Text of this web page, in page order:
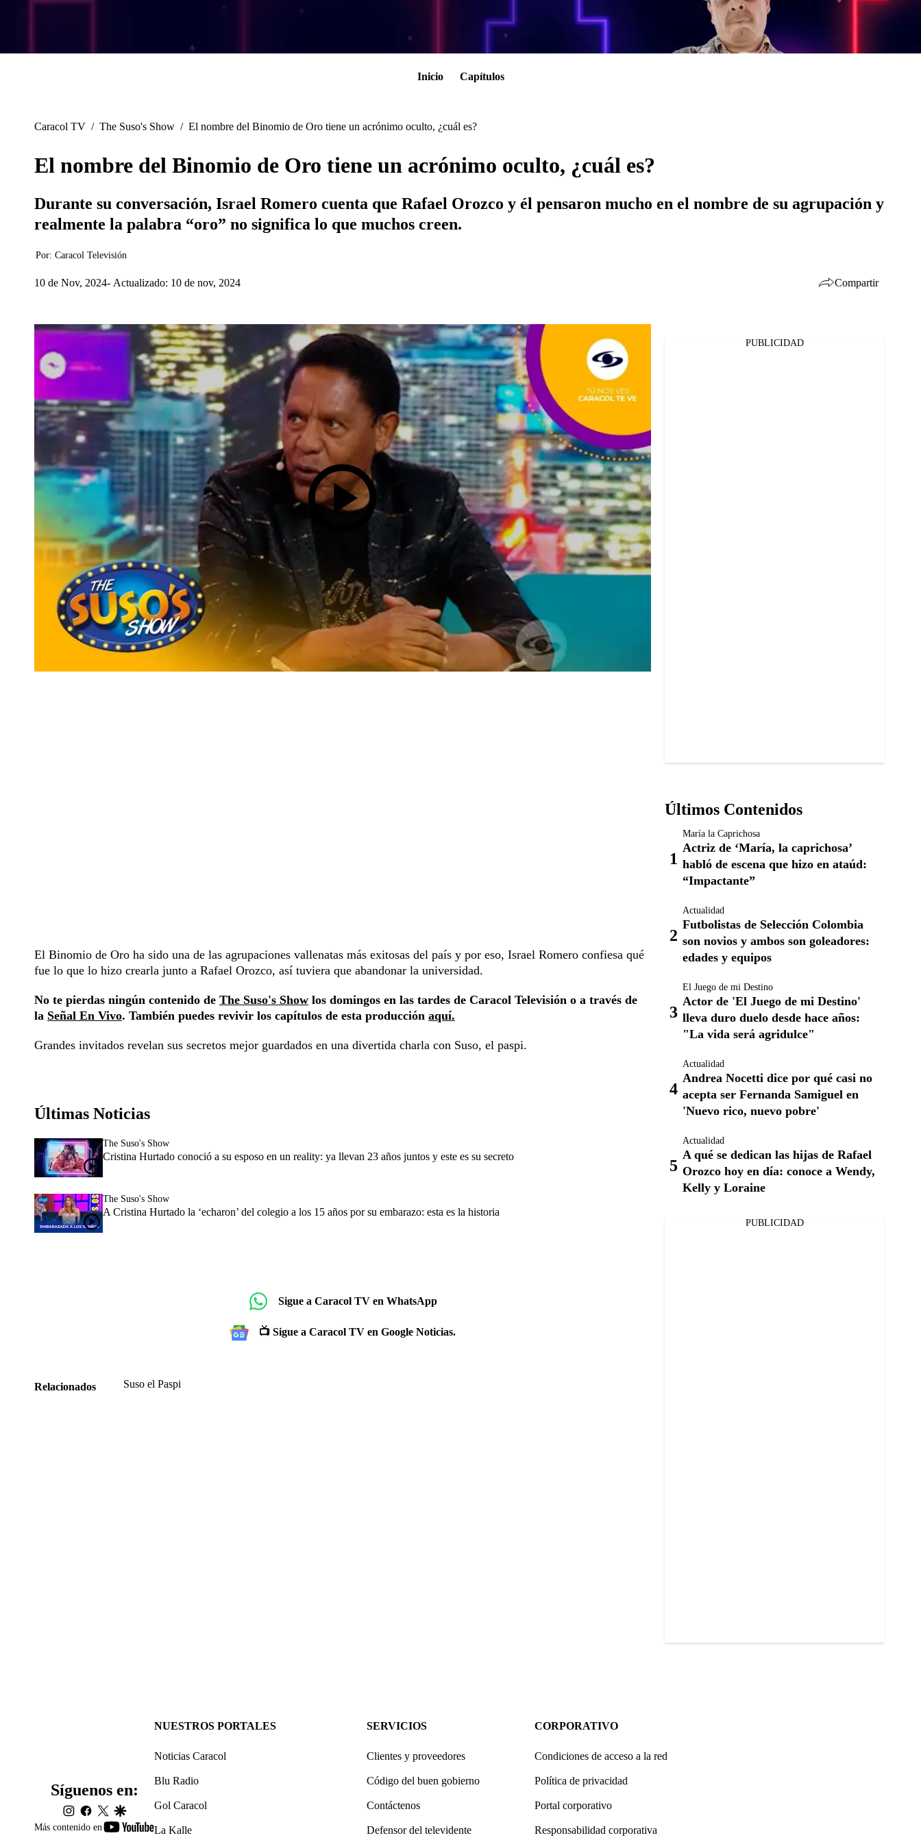
Inicio Capítulos
Caracol TV / The Suso's Show / El nombre del Binomio de Oro tiene un acrónimo oculto, ¿cuál es?
El nombre del Binomio de Oro tiene un acrónimo oculto, ¿cuál es?
Durante su conversación, Israel Romero cuenta que Rafael Orozco y él pensaron mucho en el nombre de su agrupación y
realmente la palabra “oro” no significa lo que muchos creen.
Por: Caracol Televisión
10 de Nov, 2024 Actualizado: 10 de nov, 2024 Compartir
El Binomio de Oro ha sido una de las agrupaciones vallenatas más exitosas del país y por eso, Israel Romero confiesa qué
fue lo que lo hizo crearla junto a Rafael Orozco, así tuviera que abandonar la universidad.
No te pierdas ningún contenido de The Suso's Show los domingos en las tardes de Caracol Televisión o a través de
la Señal En Vivo. También puedes revivir los capítulos de esta producción aquí.
Grandes invitados revelan sus secretos mejor guardados en una divertida charla con Suso, el paspi.
Últimas Noticias
The Suso's Show
Cristina Hurtado conoció a su esposo en un reality: ya llevan 23 años juntos y este es su secreto
The Suso's Show
A Cristina Hurtado la ‘echaron’ del colegio a los 15 años por su embarazo: esta es la historia
Sigue a Caracol TV en WhatsApp
📺 Sigue a Caracol TV en Google Noticias.
Relacionados Suso el Paspi
PUBLICIDAD
Últimos Contenidos
María la Caprichosa
Actriz de ‘María, la caprichosa’
habló de escena que hizo en ataúd:
“Impactante”
Actualidad
Futbolistas de Selección Colombia
son novios y ambos son goleadores:
edades y equipos
El Juego de mi Destino
Actor de 'El Juego de mi Destino'
lleva duro duelo desde hace años:
"La vida será agridulce"
Actualidad
Andrea Nocetti dice por qué casi no
acepta ser Fernanda Samiguel en
'Nuevo rico, nuevo pobre'
Actualidad
A qué se dedican las hijas de Rafael
Orozco hoy en día: conoce a Wendy,
Kelly y Loraine
PUBLICIDAD
Más contenido en
youtube-
Síguenos en:
instagram
facebook
twittergoogle
NUESTROS PORTALES
Noticias Caracol
Blu Radio
Gol Caracol
La Kalle
SERVICIOS
Clientes y proveedores
Código del buen gobierno
Contáctenos
Defensor del televidente
CORPORATIVO
Condiciones de acceso a la red
Política de privacidad
Portal corporativo
Responsabilidad corporativa